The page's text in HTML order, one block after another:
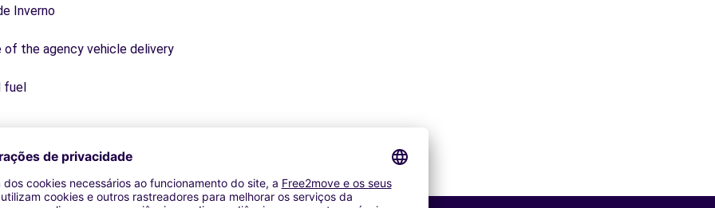
Inverno
the agency vehicle delivery
fuel